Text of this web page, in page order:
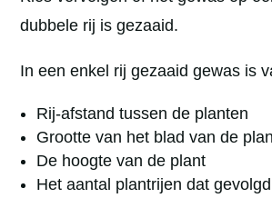
dubbele rij is gezaaid.
In een enkel rij gezaaid gewas is
Rij-afstand tussen de planten
Grootte van het blad van de
De hoogte van de plant
Het aantal plantrijen dat